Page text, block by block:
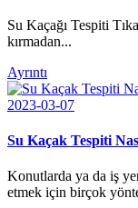
Su Kaçağı Tespiti
kırmadan...
Ayrıntı
2023-03-07
Su Kaçak Tespiti
Konutlarda ya da iş
etmek için birçok